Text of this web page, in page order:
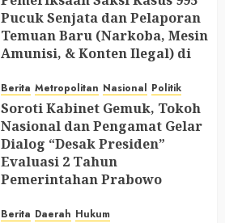
Pucuk Senjata dan Pelaporan
Temuan Baru (Narkoba, Mesin
Amunisi, & Konten Ilegal) di
AUGUST 6, 2026 0
Berita Metropolitan Nasional Politik
Soroti Kabinet Gemuk, Tokoh
Nasional dan Pengamat Gelar
Dialog “Desak Presiden”
Evaluasi 2 Tahun
Pemerintahan Prabowo
Berita Daerah Hukum